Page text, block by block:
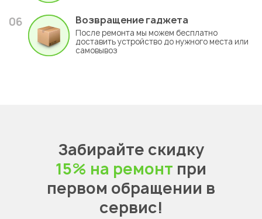
06 Возвращение гаджета
После ремонта мы можем бесплатно
доставить устройство до нужного места или
самовывоз
Забирайте скидку
15% на ремонт при
первом обращении в
сервис!